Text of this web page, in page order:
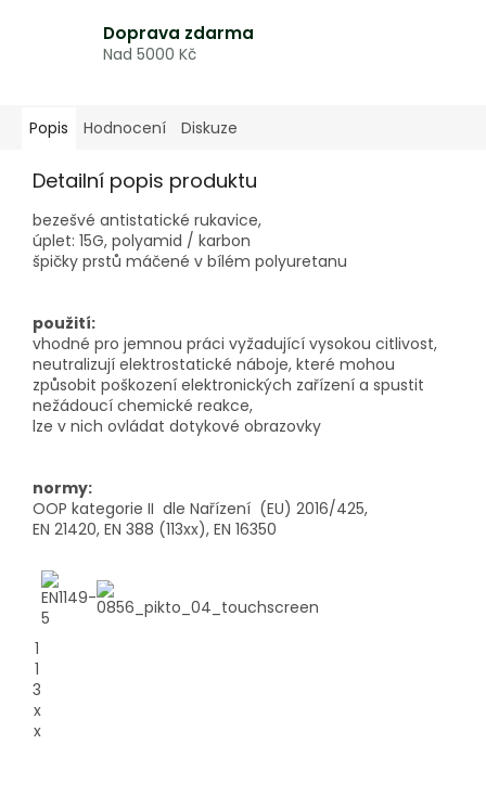
Doprava zdarma
Nad 5000 Kč
Popis Hodnocení Diskuze
Detailní popis produktu
bezešvé antistatické rukavice,
úplet: 15G, polyamid / karbon
špičky prstů máčené v bílém polyuretanu
použití:
vhodné pro jemnou práci vyžadující vysokou citlivost,
neutralizují elektrostatické náboje, které mohou
způsobit poškození elektronických zařízení a spustit
nežádoucí chemické reakce,
lze v nich ovládat dotykové obrazovky
normy:
OOP kategorie II dle Nařízení (EU) 2016/425,
EN 21420, EN 388 (113xx), EN 16350
1
1
3
x
x